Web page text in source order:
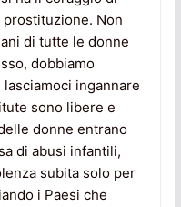
Non
di tutte le donne
dobbiamo
ingannare
sono libere e
donne entrano
di abusi infantili,
subita solo per
i Paesi che